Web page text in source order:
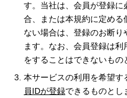
す。当社は、会員が登録
合、または本規約に定める
ない場合は、登録のお断り
ます。なお、会員登録は
をすることはできないもの
本サービスの利用を希望す
員IDが登録できるものとし